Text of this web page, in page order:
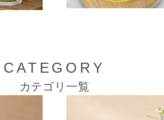
CATEGORY
カテゴリ一覧